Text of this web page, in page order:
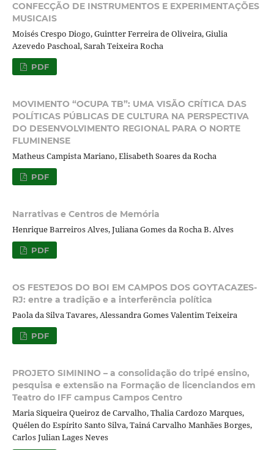
CONFECÇÃO DE INSTRUMENTOS E EXPERIMENTAÇÕES
MUSICAIS
Moisés Crespo Diogo, Guintter Ferreira de Oliveira, Giulia
Azevedo Paschoal, Sarah Teixeira Rocha
PDF
MOVIMENTO “OCUPA TB”: UMA VISÃO CRÍTICA DAS
POLÍTICAS PÚBLICAS DE CULTURA NA PERSPECTIVA
DO DESENVOLVIMENTO REGIONAL PARA O NORTE
FLUMINENSE
Matheus Campista Mariano, Elisabeth Soares da Rocha
PDF
Narrativas e Centros de Memória
Henrique Barreiros Alves, Juliana Gomes da Rocha B. Alves
PDF
OS FESTEJOS DO BOI EM CAMPOS DOS GOYTACAZES-
RJ: entre a tradição e a interferência política
Paola da Silva Tavares, Alessandra Gomes Valentim Teixeira
PDF
PROJETO SIMININO – a consolidação do tripé ensino,
pesquisa e extensão na Formação de licenciandos em
Teatro do IFF campus Campos Centro
Maria Siqueira Queiroz de Carvalho, Thalia Cardozo Marques,
Quélen do Espírito Santo Silva, Tainá Carvalho Manhães Borges,
Carlos Julian Lages Neves